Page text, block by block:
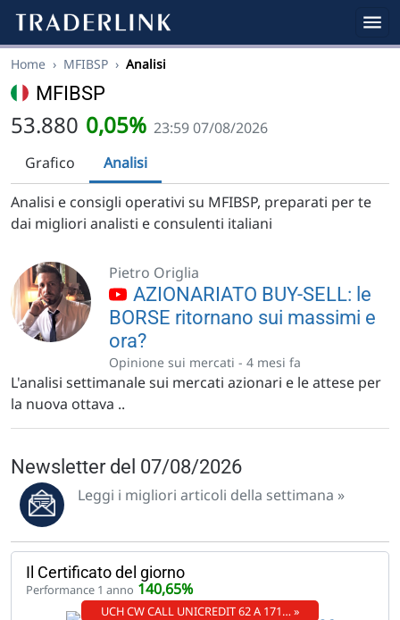
Home › MFIBSP › Analisi
MFIBSP
53.880 0,05% 23:59 07/08/2026
Grafico
Analisi
Analisi e consigli operativi su MFIBSP, preparati per te
dai migliori analisti e consulenti italiani
Pietro Origlia
AZIONARIATO BUY-SELL: le
BORSE ritornano sui massimi e
ora?
Opinione sui mercati - 4 mesi fa
L'analisi settimanale sui mercati azionari e le attese per
la nuova ottava ..
Newsletter del 07/08/2026
Leggi i migliori articoli della settimana »
Il Certificato del giorno
Performance 1 anno 140,65%
UCH CW CALL UNICREDIT 62 A 171… »